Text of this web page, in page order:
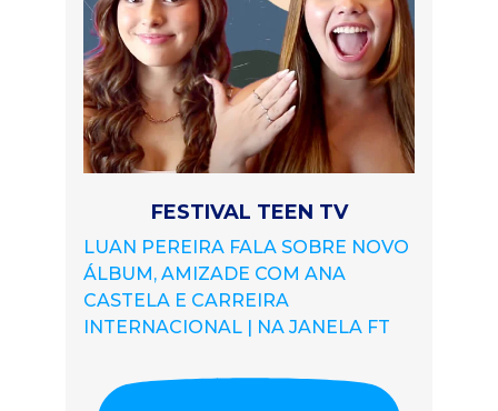
FESTIVAL TEEN TV
LUAN PEREIRA FALA SOBRE NOVO
ÁLBUM, AMIZADE COM ANA
CASTELA E CARREIRA
INTERNACIONAL | NA JANELA FT